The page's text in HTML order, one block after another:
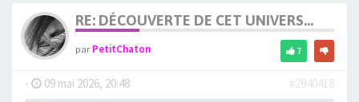
RE: DÉCOUVERTE DE CET UNIVERS...
parPetitChaton 7
- 09 mai 2026, 20:48
#2940418